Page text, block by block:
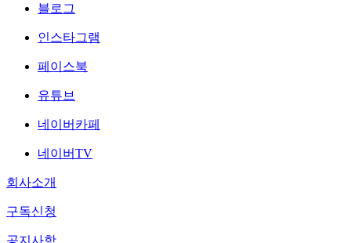
블로그
인스타그램
페이스북
유튜브
네이버카페
네이버TV
회사소개
구독신청